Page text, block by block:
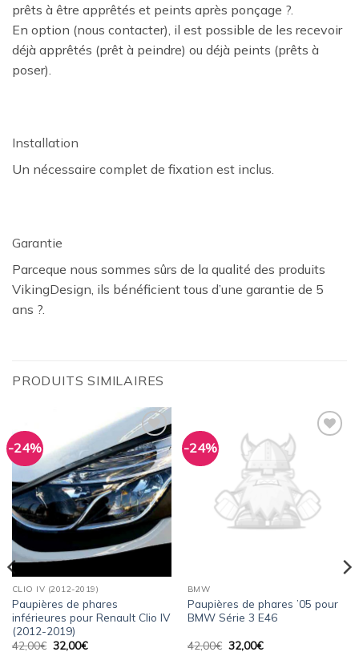
prêts à être apprêtés et peints après ponçage ?.
En option (nous contacter), il est possible de les recevoir
déjà apprêtés (prêt à peindre) ou déjà peints (prêts à
poser).
Installation
Un nécessaire complet de fixation est inclus.
Garantie
Parceque nous sommes sûrs de la qualité des produits
VikingDesign, ils bénéficient tous d’une garantie de 5
ans ?.
PRODUITS SIMILAIRES
-24%
Ajouter
à la
wishlist
CLIO IV (2012-2019)
Paupières de phares
inférieures pour Renault Clio IV
(2012-2019)
42,00€ Le
32,00€Le
-24%
BMW
Paupières de phares ’05 pour
BMW Série 3 E46
42,00€ Le
32,00€Le